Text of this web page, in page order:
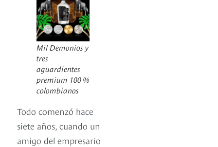
Mil Demonios y
tres
aguardientes
premium 100 %
colombianos
Todo comenzó hace
siete años, cuando un
amigo del empresario